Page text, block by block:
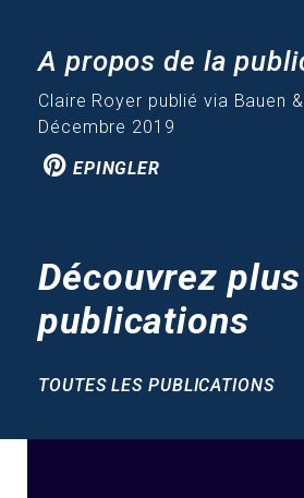
A propos de la
Claire Royer publié via Bauen
Décembre 2019
EPINGLER
Découvrez
publications
TOUTES LES PUBLICATIONS